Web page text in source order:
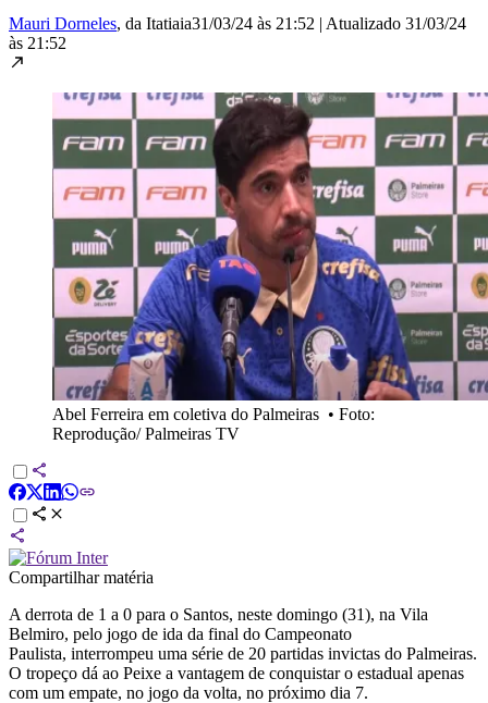
Mauri Dorneles, da Itatiaia31/03/24 às 21:52 | Atualizado 31/03/24
às 21:52
Abel Ferreira em coletiva do Palmeiras • Foto:
Reprodução/ Palmeiras TV
Compartilhar matéria
A derrota de 1 a 0 para o Santos, neste domingo (31), na Vila
Belmiro, pelo jogo de ida da final do Campeonato
Paulista, interrompeu uma série de 20 partidas invictas do Palmeiras.
O tropeço dá ao Peixe a vantagem de conquistar o estadual apenas
com um empate, no jogo da volta, no próximo dia 7.